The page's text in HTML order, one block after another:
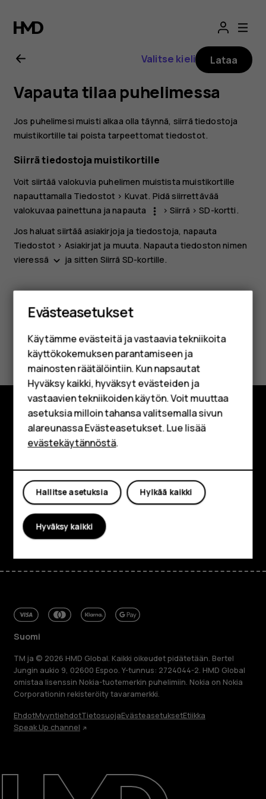
Nokia
5.3
käyttöopas
Älypuhelimet
Perinteiset puhelimet
Lisävarusteet
HMD Terra M
Yrityksille
Tabletit
Shop
Korjaa, käytä uudelleen, kierrätä
Kestävyys
Valitse kieli Lataa
Vapauta tilaa puhelimessa
Jos puhelimesi muisti alkaa olla täynnä, siirrä tiedostoja
muistikortille tai poista tarpeettomat tiedostot.
Siirrä tiedostoja muistikortille
Voit siirtää valokuvia puhelimen muistista muistikortille
napauttamalla Tiedostot > Kuvat. Pidä siirrettävää
valokuvaa painettuna ja napauta
more_vert > Siirrä >SD-kortti.
Jos haluat siirtää asiakirjoja ja tiedostoja, napauta
Tiedostot > Asiakirjat ja muuta. Napauta tiedoston nimen
vieressä keyboard_arrow_down ja sitten Siirrä SD-kortille.
Oliko tästä apua?
Kyllä Ei
Tutustu
Tietoa meistä
Planet and people
Tuki
FacebookInstagram
TiktokYoutube
Suomi
TM ja © 2026 HMD Global. Kaikki oikeudet pidätetään. Bertel
Jungin aukio 9, 02600 Espoo. Y-tunnus: 2724044-2. HMD Global
omistaa lisenssin Nokia-tuotemerkin puhelimiin. Nokia on Nokia
Corporationin rekisteröity tavaramerkki.
EhdotMyyntiehdotTietosuojaEvästeasetuksetEtiikka
Speak Up channel
Evästeasetukset
Käytämme evästeitä ja vastaavia tekniikoita
käyttökokemuksen parantamiseen ja
mainosten räätälöintiin. Kun napsautat
Hyväksy kaikki, hyväksyt evästeiden ja
vastaavien tekniikoiden käytön. Voit muuttaa
asetuksia milloin tahansa valitsemalla sivun
alareunassa Evästeasetukset. Lue lisää
evästekäytännöstä.
Hylkää kaikki
Hallitse asetuksia
Hyväksy kaikki